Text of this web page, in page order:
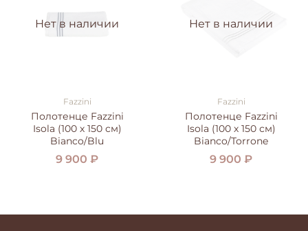
Нет в наличии
Fazzini
Полотенце Fazzini
Isola (100 х 150 см)
Bianco/Blu
9 900 ₽
Нет в наличии
Fazzini
Полотенце Fazzini
Isola (100 х 150 см)
Bianco/Torrone
9 900 ₽